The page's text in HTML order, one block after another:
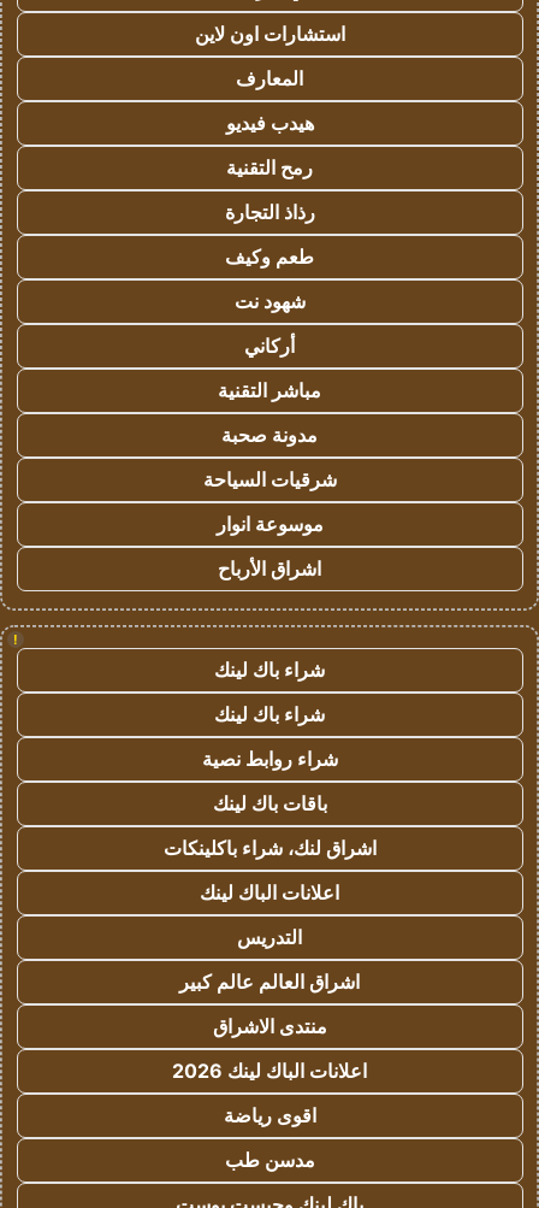
استشارات اون لاين
المعارف
هيدب فيديو
رمح التقنية
رذاذ التجارة
طعم وكيف
شهود نت
أركاني
مباشر التقنية
مدونة صحبة
شرقيات السياحة
موسوعة انوار
اشراق الأرباح
!
شراء باك لينك
شراء باك لينك
شراء روابط نصية
باقات باك لينك
اشراق لنك، شراء باكلينكات
اعلانات الباك لينك
التدريس
اشراق العالم عالم كبير
منتدى الاشراق
اعلانات الباك لينك 2026
اقوى رياضة
مدسن طب